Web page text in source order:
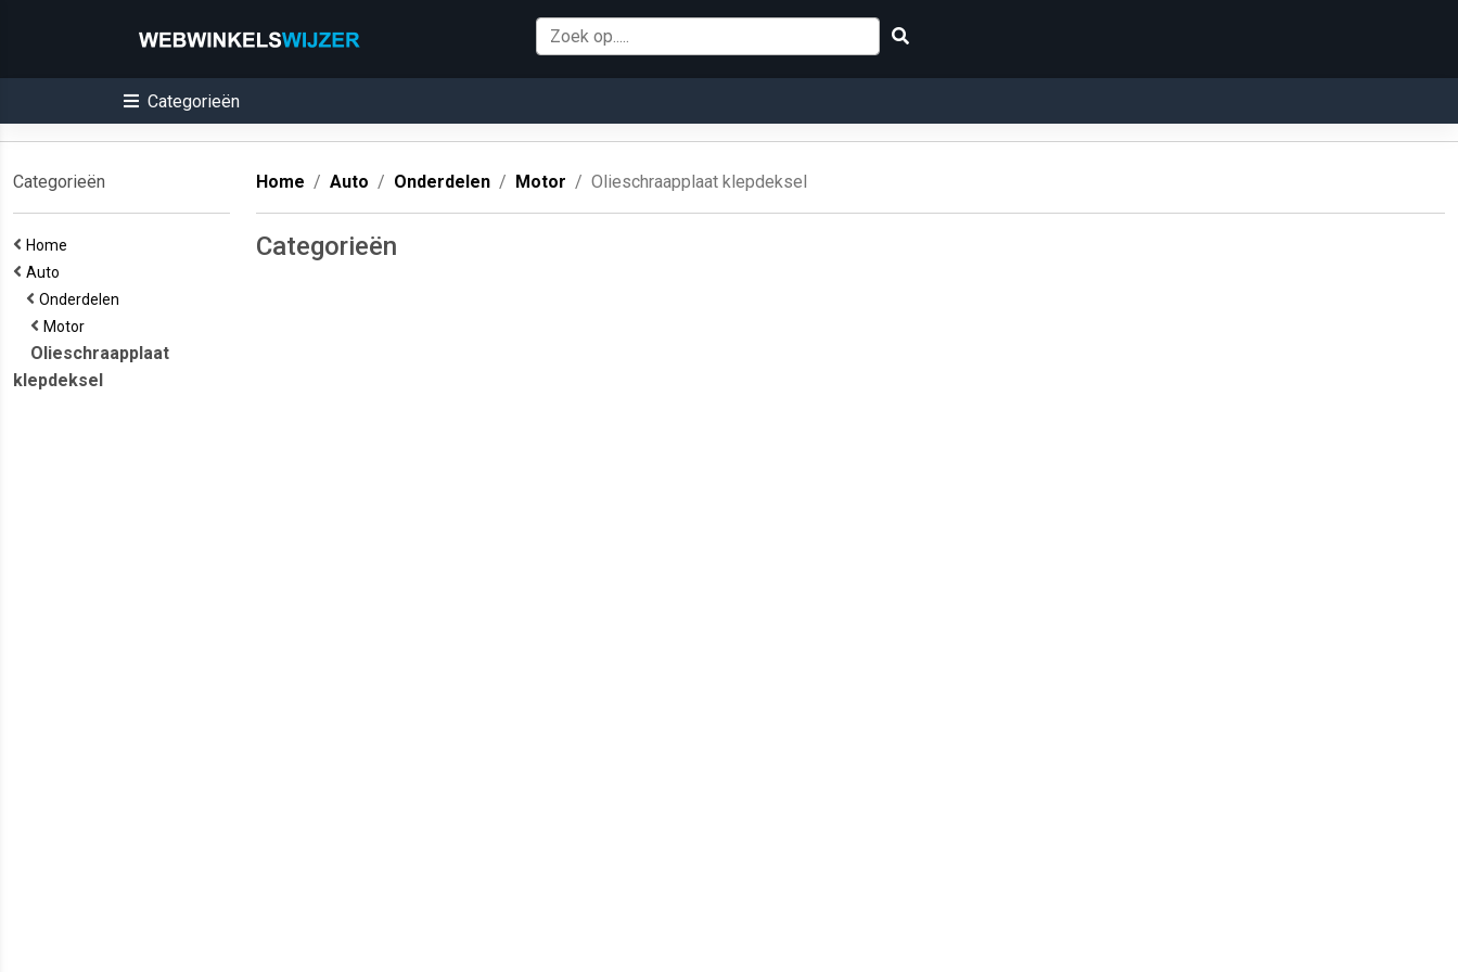
Categorieën
Categorieën
Home
Auto
Onderdelen
Motor
Olieschraapplaat
klepdeksel
Home Auto Onderdelen Motor Olieschraapplaat klepdeksel
Categorieën